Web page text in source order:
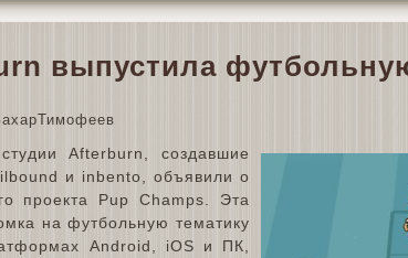
выпустила
Afterburn, создавшие
и inbento, объявили о
проекта Pup Champs. Эта
на футбольную тематику
Android, iOS и ПК,